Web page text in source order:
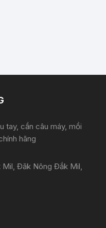
tay, cần câu máy, mồi
hãng
Đăk Nông Đắk Mil,